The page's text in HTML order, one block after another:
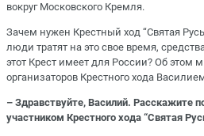
вокруг Московского Кремля.
Зачем нужен Крестный ход “Святая
люди тратят на это свое время,
этот Крест имеет для России? Об этом
организаторов Крестного хода
– Здравствуйте, Василий. Расскажите
участником Крестного хода “Святая